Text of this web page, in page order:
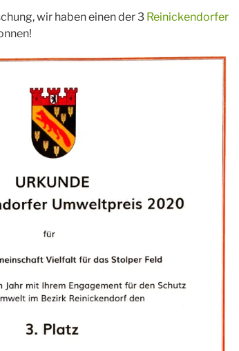
wir haben einen der 3 Reinickendorfer